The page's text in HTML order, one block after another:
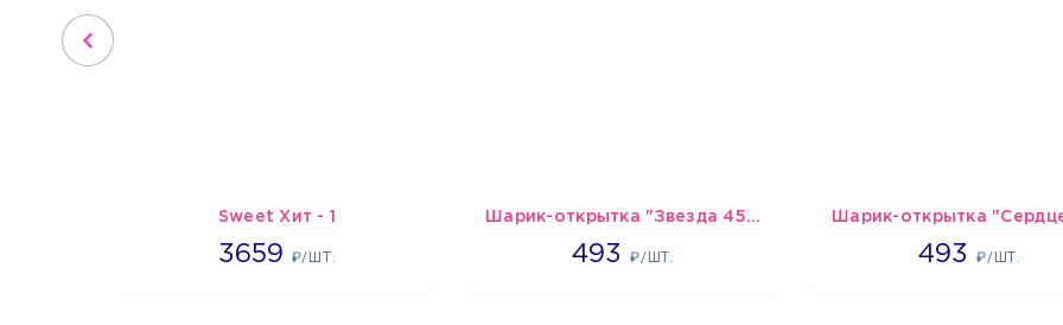
Sweet Хит - 1
3659 ₽/ШТ.
3659 Шарик-открытка "Звезда 45 см" №1
493₽/ШТ.
493
493₽/ШТ.
493